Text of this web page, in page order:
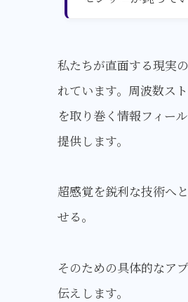
私たちが直面する現実
れています。周波数ス
を取り巻く情報フィー
提供します。
超感覚を鋭利な技術へ
せる。
そのための具体的なア
伝えします。